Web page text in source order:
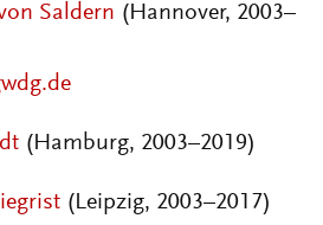
Saldern (Hannover, 2003–
(Hamburg, 2003–2019)
(Leipzig, 2003–2017)